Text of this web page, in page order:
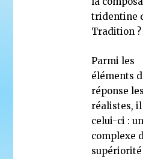
tridentine
Tradition ?
Parmi les
éléments
réponse
réalistes, il
celui-ci : un
complexe
supériorité